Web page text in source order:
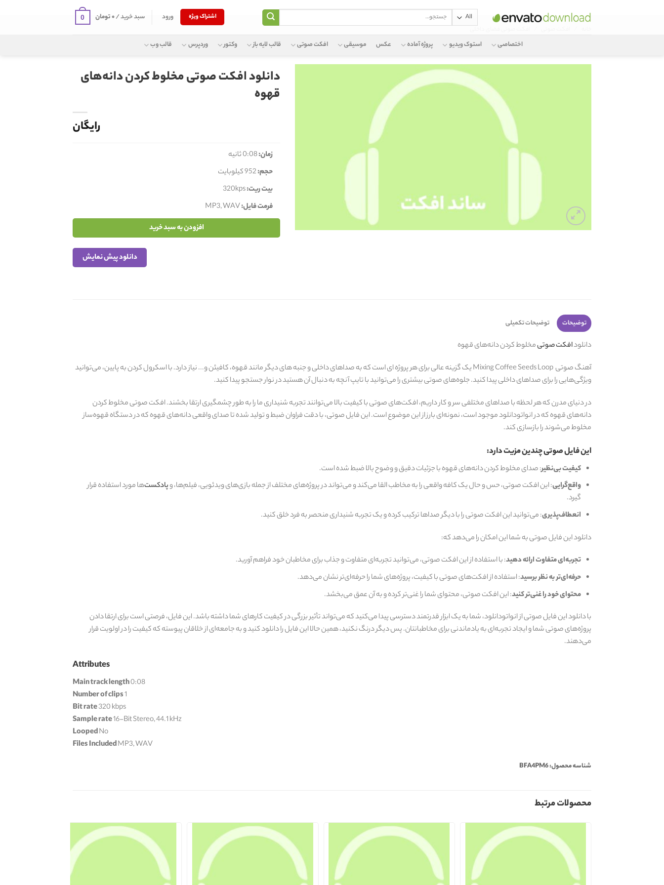
برای:
اشتراک ویژه ورود سبد خرید /۰تومان 0
اختصاصی استوک ویدیو پروژه آماده عکس موسیقی افکت صوتی قالب لایه باز وکتور وردپرس قالب وب
دانلود افکت صوتی مخلوط کردن دانه‌های
قهوه
رایگان
زمان:0:08 ثانیه
حجم:952 کیلوبایت
بیت ریت:320kps
فرمت فایل:MP3, WAV
افزودن به سبد خرید
دانلود پیش نمایش
توضیحات توضیحات تکمیلی
دانلودافکت صوتیمخلوط کردن دانه‌های قهوه
آهنگ صوتی Mixing Coffee Seeds Loop یک گزینه عالی برای هر پروژه ای است که به صداهای داخلی و جنبه های دیگر مانند قهوه، کافیئن و... نیاز دارد. با اسکرول کردن به پایین، می‌توانید
ویژگی‌هایی را برای صداهای داخلی پیدا کنید. جلوه‌های صوتی بیشتری را می‌توانید با تایپ آنچه به دنبال آن هستید در نوار جستجو پیدا کنید.
در دنیای مدرن که هر لحظه با صداهای مختلفی سر و کار داریم، افکت‌های صوتی با کیفیت بالا می‌توانند تجربه شنیداری ما را به طور چشمگیری ارتقا بخشند. افکت صوتی مخلوط کردن
دانه‌های قهوه که در انواتودانلود موجود است، نمونه‌ای بارز از این موضوع است. این فایل صوتی، با دقت فراوان ضبط و تولید شده تا صدای واقعی دانه‌های قهوه که در دستگاه قهوه‌ساز
مخلوط می‌شوند را بازسازی کند.
این فایل صوتی چندین مزیت دارد:
کیفیت بی‌نظیر: صدای مخلوط کردن دانه‌های قهوه با جزئیات دقیق و وضوح بالا ضبط شده است.
واقع‌گرایی: این افکت صوتی، حس و حال یک کافه واقعی را به مخاطب القا می‌کند و می‌تواند در پروژه‌های مختلف از جمله بازی‌های ویدئویی، فیلم‌ها، وپادکست‌ها مورد استفاده قرار
گیرد.
انعطاف‌پذیری: می‌توانید این افکت صوتی را با دیگر صداها ترکیب کرده و یک تجربه شنیداری منحصر به فرد خلق کنید.
دانلود این فایل صوتی به شما این امکان را می‌دهد که:
تجربه‌ای متفاوت ارائه دهید: با استفاده از این افکت صوتی، می‌توانید تجربه‌ای متفاوت و جذاب برای مخاطبان خود فراهم آورید.
حرفه‌ای‌تر به نظر برسید: استفاده از افکت‌های صوتی با کیفیت، پروژه‌های شما را حرفه‌ای‌تر نشان می‌دهد.
محتوای خود را غنی‌تر کنید: این افکت صوتی، محتوای شما را غنی‌تر کرده و به آن عمق می‌بخشد.
با دانلود این فایل صوتی از انواتودانلود، شما به یک ابزار قدرتمند دسترسی پیدا می‌کنید که می‌تواند تأثیر بزرگی در کیفیت کارهای شما داشته باشد. این فایل، فرصتی است برای ارتقا دادن
پروژه‌های صوتی شما و ایجاد تجربه‌ای به یادماندنی برای مخاطبانتان. پس دیگر درنگ نکنید، همین حالا این فایل را دانلود کنید و به جامعه‌ای از خلاقان پیوسته که کیفیت را در اولویت قرار
می‌دهند.
Attributes
Main track length0:08
Number of clips1
Bit rate320 kbps
Sample rate16-Bit Stereo, 44.1 kHz
LoopedNo
Files IncludedMP3, WAV
شناسه محصول: BFA4PM6
محصولات مرتبط